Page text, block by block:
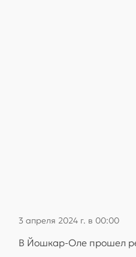
3 апреля 2024 г. в 00:00
В Йошкар-Оле прошел